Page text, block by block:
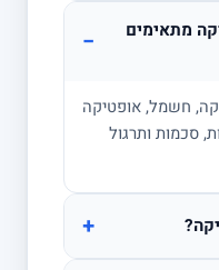
מתאימים
−
חשמל, אופטיקה
סכמות ותרגול
+